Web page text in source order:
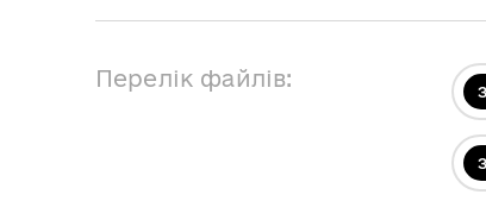
Перелік файлів: